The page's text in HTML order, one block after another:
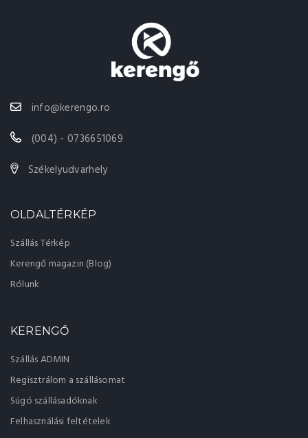
info@kerengo.ro
(004) - 0736651069
Székelyudvarhely
OLDALTÉRKÉP
Szállás Térkép
Kerengő magazin (Blog)
Rólunk
KERENGŐ
Szállás ADMIN
Regisztrálom a szállásomat
Súgó szállásadóknak
Felhasználási feltételek